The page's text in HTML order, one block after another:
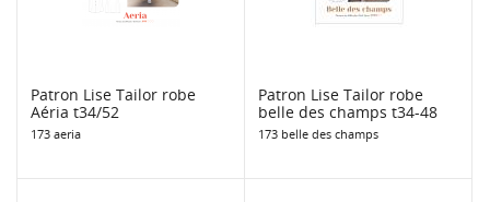
Patron Lise Tailor robe
Aéria t34/52
173 aeria
Patron Lise Tailor robe
belle des champs t34-48
173 belle des champs